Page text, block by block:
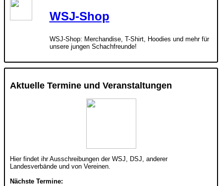
WSJ-Shop
WSJ-Shop: Merchandise, T-Shirt, Hoodies und mehr für
unsere jungen Schachfreunde!
Aktuelle Termine und Veranstaltungen
Hier findet ihr Ausschreibungen der WSJ, DSJ, anderer
Landesverbände und von Vereinen.
Nächste Termine: